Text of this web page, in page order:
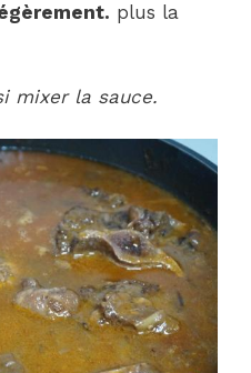
plus la
mixer la sauce.